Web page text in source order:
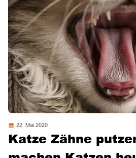
22. Mai 2020
Katze Zähne